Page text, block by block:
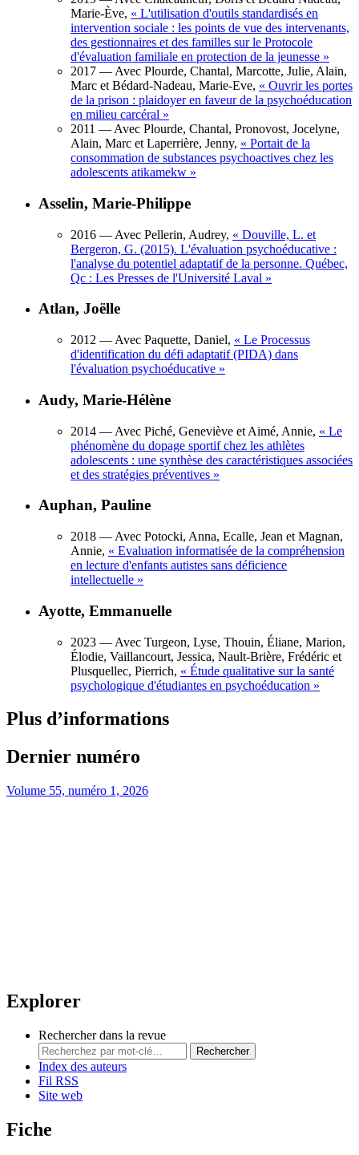
Marie-Ève, « L'utilisation d'outils standardisés en
intervention sociale : les points de vue des intervenants,
des gestionnaires et des familles sur le Protocole
d'évaluation familiale en protection de la jeunesse »
2017 — Avec Plourde, Chantal, Marcotte, Julie, Alain,
Marc et Bédard-Nadeau, Marie-Eve, « Ouvrir les portes
de la prison : plaidoyer en faveur de la psychoéducation
en milieu carcéral »
2011 — Avec Plourde, Chantal, Pronovost, Jocelyne,
Alain, Marc et Laperrière, Jenny, « Portait de la
consommation de substances psychoactives chez les
adolescents atikamekw »
Asselin, Marie-Philippe
2016 — Avec Pellerin, Audrey, « Douville, L. et
Bergeron, G. (2015). L'évaluation psychoéducative :
l'analyse du potentiel adaptatif de la personne. Québec,
Qc : Les Presses de l'Université Laval »
Atlan, Joëlle
2012 — Avec Paquette, Daniel, « Le Processus
d'identification du défi adaptatif (PIDA) dans
l'évaluation psychoéducative »
Audy, Marie-Hélène
2014 — Avec Piché, Geneviève et Aimé, Annie, « Le
phénomène du dopage sportif chez les athlètes
adolescents : une synthèse des caractéristiques associées
et des stratégies préventives »
Auphan, Pauline
2018 — Avec Potocki, Anna, Ecalle, Jean et Magnan,
Annie, « Evaluation informatisée de la compréhension
en lecture d'enfants autistes sans déficience
intellectuelle »
Ayotte, Emmanuelle
2023 — Avec Turgeon, Lyse, Thouin, Éliane, Marion,
Élodie, Vaillancourt, Jessica, Nault-Brière, Frédéric et
Plusquellec, Pierrich, « Étude qualitative sur la santé
psychologique d'étudiantes en psychoéducation »
Plus d’informations
Dernier numéro
Volume 55, numéro 1, 2026
Explorer
Rechercher dans la revue
Rechercher
Index des auteurs
Fil RSS
Site web
Fiche